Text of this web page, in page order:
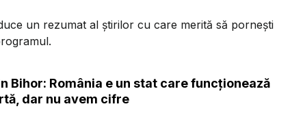
un rezumat al știrilor cu care merită să pornești
Bihor: România e un stat care funcționează
dar nu avem cifre